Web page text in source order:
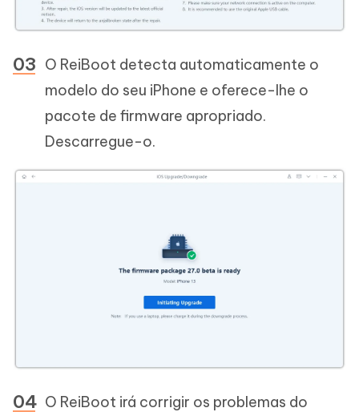
O ReiBoot detecta automaticamente o
modelo do seu iPhone e oferece-lhe o
pacote de firmware apropriado.
Descarregue-o.
O ReiBoot irá corrigir os problemas do